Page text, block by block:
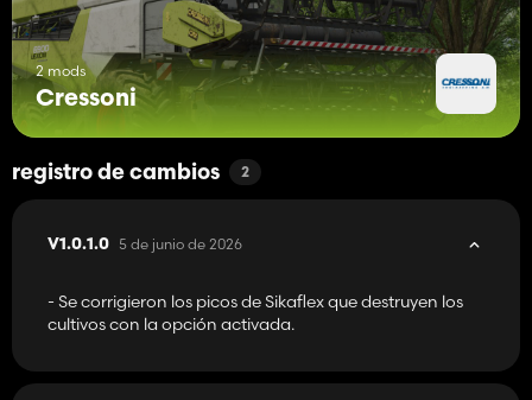
2 mods
Cressoni
registro de cambios 2
V1.0.1.0 5 de junio de 2026
- Se corrigieron los picos de Sikaflex que destruyen los
cultivos con la opción activada.